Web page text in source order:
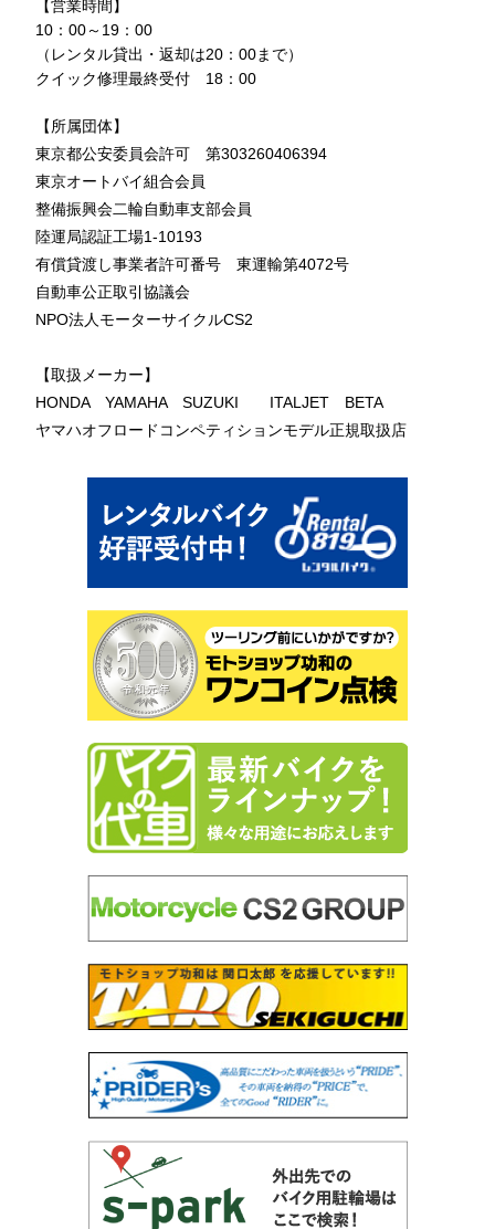
【営業時間】
10：00～19：00
（レンタル貸出・返却は20：00まで）
クイック修理最終受付 18：00
【所属団体】
東京都公安委員会許可 第303260406394
東京オートバイ組合会員
整備振興会二輪自動車支部会員
陸運局認証工場1-10193
有償貸渡し事業者許可番号 東運輸第4072号
自動車公正取引協議会
NPO法人モーターサイクルCS2
【取扱メーカー】
HONDA YAMAHA SUZUKI ITALJET BETA
ヤマハオフロードコンペティションモデル正規取扱店